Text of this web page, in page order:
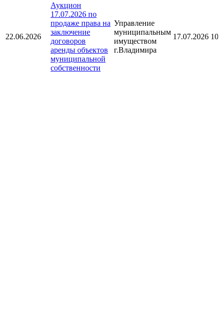
22.06.2026
Аукцион
17.07.2026 по
продаже права на
заключение
договоров
аренды объектов
муниципальной
собственности
Управление
муниципальным
имуществом
г.Владимира
17.07.2026